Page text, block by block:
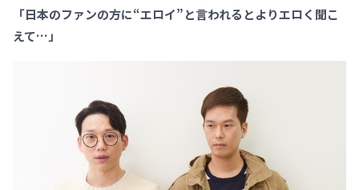
「日本のファンの方に“エロイ”と言われるとよりエロく聞こ
えて…」